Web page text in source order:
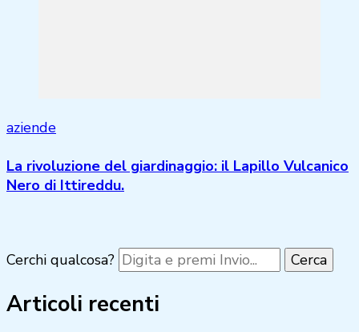
aziende
La rivoluzione del giardinaggio: il Lapillo Vulcanico
Nero di Ittireddu.
Cerchi qualcosa?
Articoli recenti